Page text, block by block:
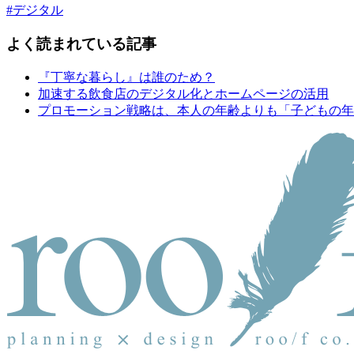
#デジタル
よく読まれている記事
『丁寧な暮らし』は誰のため？
加速する飲食店のデジタル化とホームページの活用
プロモーション戦略は、本人の年齢よりも「子どもの